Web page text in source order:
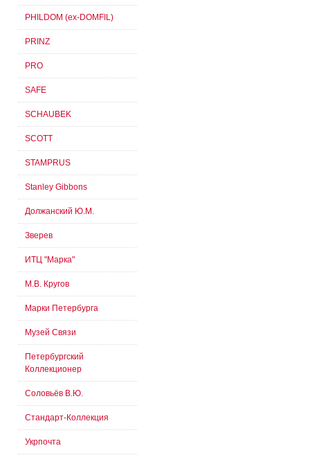
PHILDOM (ex-DOMFIL)
PRINZ
PRO
SAFE
SCHAUBEK
SCOTT
STAMPRUS
Stanley Gibbons
Должанский Ю.М.
Зверев
ИТЦ "Марка"
М.В. Кругов
Марки Петербурга
Музей Связи
Петербургский
Коллекционер
Соловьёв В.Ю.
Стандарт-Коллекция
Укрпочта